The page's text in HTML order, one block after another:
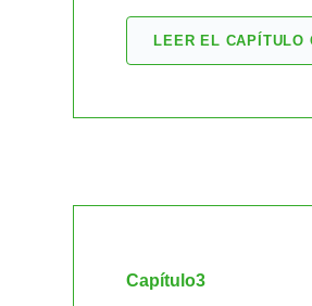
LEER EL CAPÍTULO
Capítulo3